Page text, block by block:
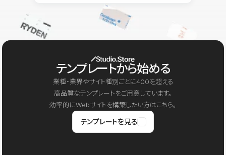
テンプレートから始める
業種・業界やサイト種別ごとに400を超える
高品質なテンプレートをご用意しています。
効率的にWebサイトを構築したい方はこちら。
テンプレートを見る